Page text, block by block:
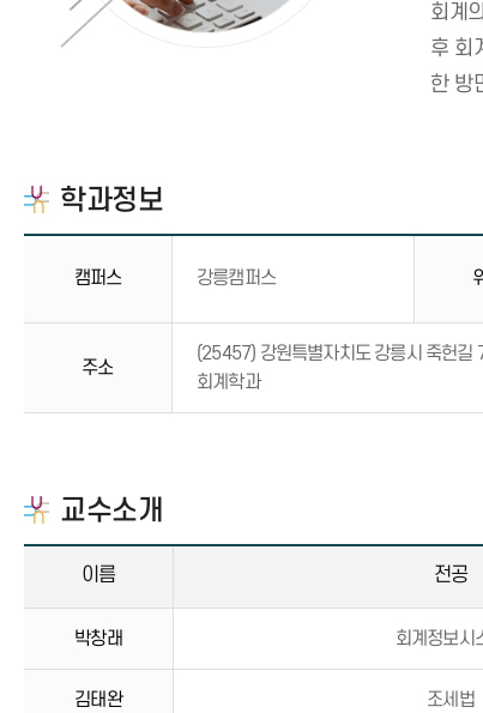
회계
후 회
한 방
학과정보
캠퍼스 강릉캠퍼스
주소
(25457) 강원특별자치도 강릉시 죽헌길
회계학과
교수소개
이름 전공
박창래 회계정보시
김태완 조세법